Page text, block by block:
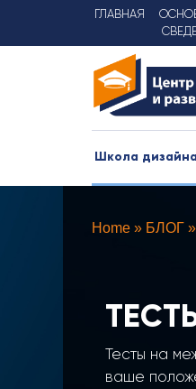
ГЛАВНАЯ
Школа дизайна
Home » БЛОГ »
Тесты на
ваше